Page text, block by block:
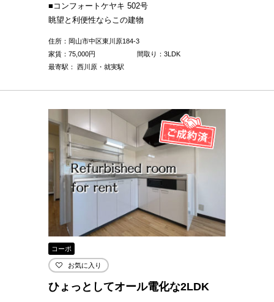
■コンフォートケヤキ 502号
眺望と利便性ならこの建物
住所：岡山市中区東川原184-3
家賃： 75,000円
間取り：3LDK
最寄駅： 西川原・就実駅
コーポ
お気に入り
ひょっとしてオール電化な2LDK